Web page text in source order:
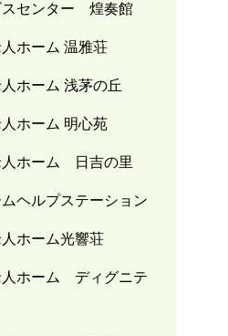
スセンター 煌奏館
ホーム 温雅荘
ホーム 浅茅の丘
ホーム 明心苑
人ホーム 日吉の里
ヘルプステーション
ホーム光響荘
人ホーム ディグニテ